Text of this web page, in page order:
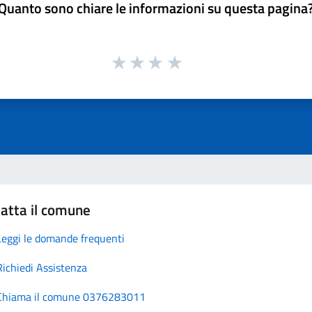
sono chiare le informazioni su questa
il comune
le domande frequenti
Assistenza
il comune 0376283011